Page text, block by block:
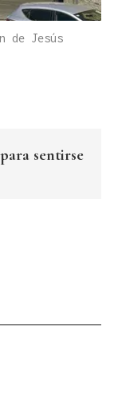
de Jesús
sentirse